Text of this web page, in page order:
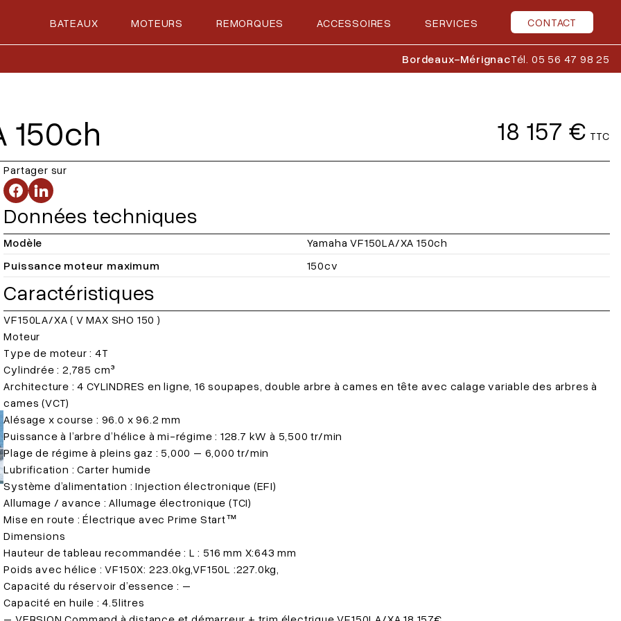
BATEAUX MOTEURS REMORQUES ACCESSOIRES SERVICES CONTACT
Bordeaux-MérignacTél. 05 56 47 98 25
150ch 18 157 € TTC
Partager sur
Données techniques
Modèle
Yamaha VF150LA/XA 150ch
Puissance moteur maximum
150cv
Caractéristiques
VF150LA/XA ( V MAX SHO 150 )
Moteur
Type de moteur : 4T
Cylindrée : 2,785 cm³
Architecture : 4 CYLINDRES en ligne, 16 soupapes, double arbre à cames en tête avec calage variable des arbres à
cames (VCT)
Alésage x course : 96.0 x 96.2 mm
Puissance à l’arbre d’hélice à mi-régime : 128.7 kW à 5,500 tr/min
Plage de régime à pleins gaz : 5,000 – 6,000 tr/min
Lubrification : Carter humide
Système d’alimentation : Injection électronique (EFI)
Allumage / avance : Allumage électronique (TCI)
Mise en route : Électrique avec Prime Start™
Dimensions
Hauteur de tableau recommandée : L : 516 mm X:643 mm
Poids avec hélice : VF150X: 223.0kg,VF150L :227.0kg,
Capacité du réservoir d’essence : –
Capacité en huile : 4.5litres